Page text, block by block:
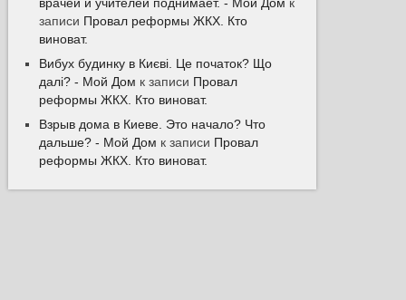
врачей и учителей поднимает. - Мой Дом к
записи Провал реформы ЖКХ. Кто
виноват.
Вибух будинку в Києві. Це початок? Що
далі? - Мой Дом к записи Провал
реформы ЖКХ. Кто виноват.
Взрыв дома в Киеве. Это начало? Что
дальше? - Мой Дом к записи Провал
реформы ЖКХ. Кто виноват.